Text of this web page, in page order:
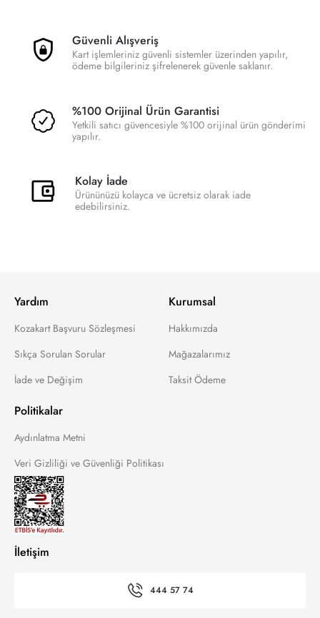
Güvenli Alışveriş
Kart işlemleriniz güvenli sistemler üzerinden yapılır,
ödeme bilgileriniz şifrelenerek güvenle saklanır.
%100 Orijinal Ürün Garantisi
Yetkili satıcı güvencesiyle %100 orijinal ürün gönderimi
yapılır.
Kolay İade
Ürününüzü kolayca ve ücretsiz olarak iade
edebilirsiniz.
Yardım
Kozakart Başvuru Sözleşmesi
Sıkça Sorulan Sorular
İade ve Değişim
Kurumsal
Hakkımızda
Mağazalarımız
Taksit Ödeme
Politikalar
Aydınlatma Metni
Veri Gizliliği ve Güvenliği Politikası
İletişim
444 57 74